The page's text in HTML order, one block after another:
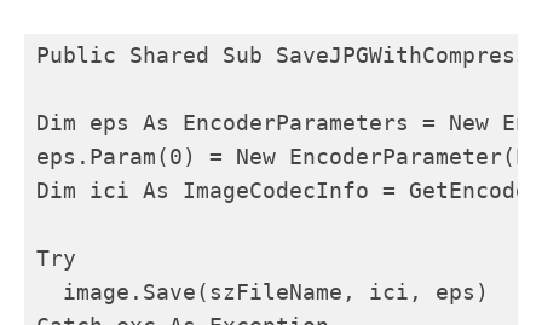
Public Shared Sub
Dim eps As EncoderParameters = New
eps.Param(0) = New
Dim ici As ImageCodecInfo =
Try
  image.Save(szFileName, ici, eps)